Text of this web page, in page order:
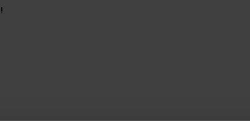
of M10 zit.
stoelen glijden over de grond dankzij de vloer